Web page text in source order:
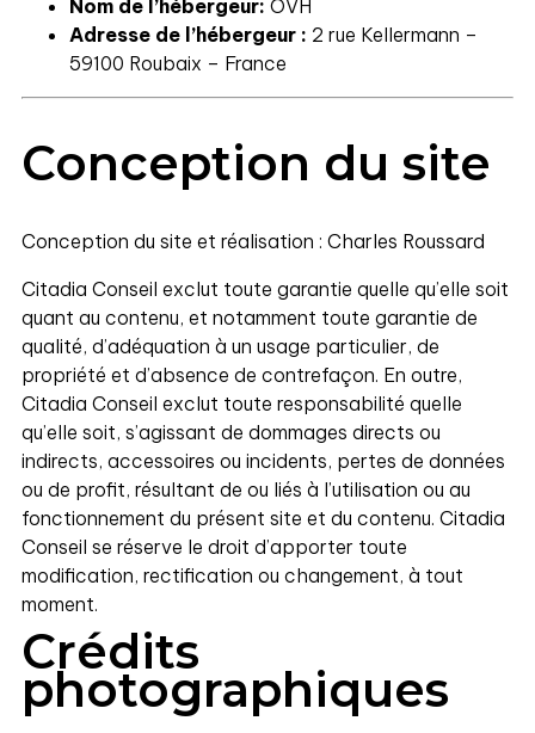
Nom de l’hébergeur: OVH
Adresse de l’hébergeur : 2 rue Kellermann –
59100 Roubaix – France
Conception du site
Conception du site et réalisation : Charles Roussard
Citadia Conseil exclut toute garantie quelle qu’elle soit
quant au contenu, et notamment toute garantie de
qualité, d’adéquation à un usage particulier, de
propriété et d’absence de contrefaçon. En outre,
Citadia Conseil exclut toute responsabilité quelle
qu’elle soit, s’agissant de dommages directs ou
indirects, accessoires ou incidents, pertes de données
ou de profit, résultant de ou liés à l’utilisation ou au
fonctionnement du présent site et du contenu. Citadia
Conseil se réserve le droit d’apporter toute
modification, rectification ou changement, à tout
moment.
Crédits
photographiques